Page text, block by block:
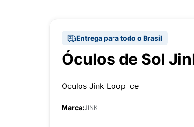
Entrega para todo o Brasil
Óculos de Sol
Oculos Jink Loop Ice
Marca:JINK